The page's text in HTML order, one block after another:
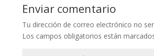
Enviar comentario
Tu dirección de correo electrónico no
Los campos obligatorios están